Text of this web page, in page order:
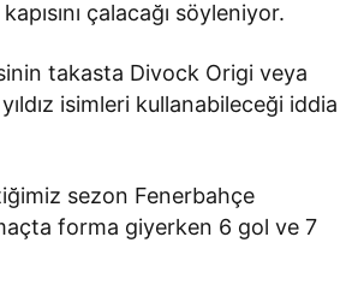
çalacağı söyleniyor.
takasta Divock Origi veya
isimleri kullanabileceği iddia
sezon Fenerbahçe
forma giyerken 6 gol ve 7